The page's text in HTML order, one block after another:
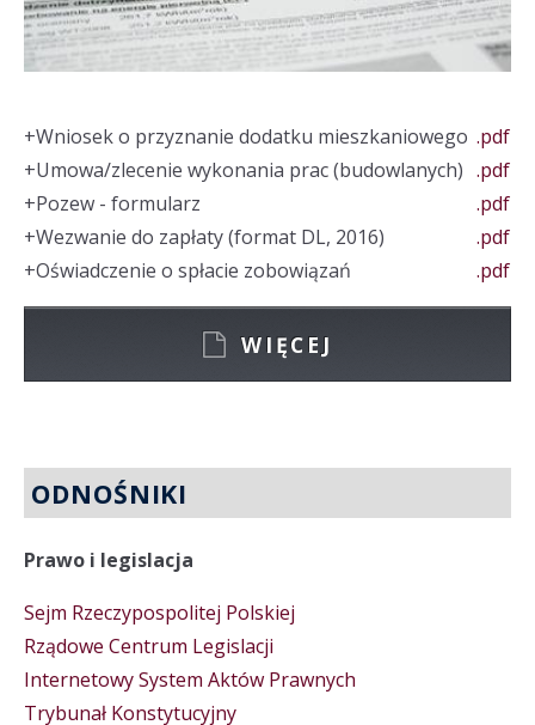
+Wniosek o przyznanie dodatku mieszkaniowego .pdf
+Umowa/zlecenie wykonania prac (budowlanych) .pdf
+Pozew - formularz
.pdf
+Wezwanie do zapłaty (format DL, 2016)
.pdf
+Oświadczenie o spłacie zobowiązań .pdf
WIĘCEJ
ODNOŚNIKI
Prawo i legislacja
Sejm Rzeczypospolitej Polskiej
Rządowe Centrum Legislacji
Internetowy System Aktów Prawnych
Trybunał Konstytucyjny